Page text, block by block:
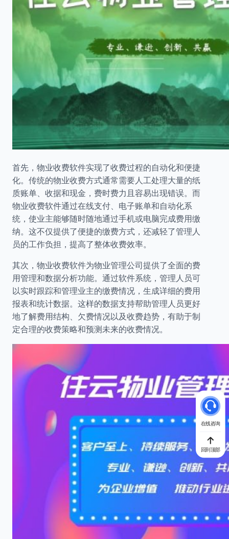
首先，物业收费软件实现了收费过程的自动化和便捷
化。传统的物业收费方式通常需要人工处理大量的纸
质账单、收据和现金，费时费力且容易出现错误。而
物业收费软件通过在线支付、电子账单和自动化系
统，使业主能够随时随地通过手机或电脑完成费用缴
纳。这不仅提供了便捷的缴费方式，还减轻了管理人
员的工作负担，提高了整体收费效率。
其次，物业收费软件为物业管理公司提供了全面的费
用管理和数据分析功能。通过软件系统，管理人员可
以实时跟踪和管理业主的缴费情况，生成详细的费用
报表和统计数据。这样的数据支持帮助管理人员更好
地了解费用结构、欠费情况以及收费趋势，有助于制
定合理的收费策略和预测未来的收费情况。
在线咨询
回到顶部